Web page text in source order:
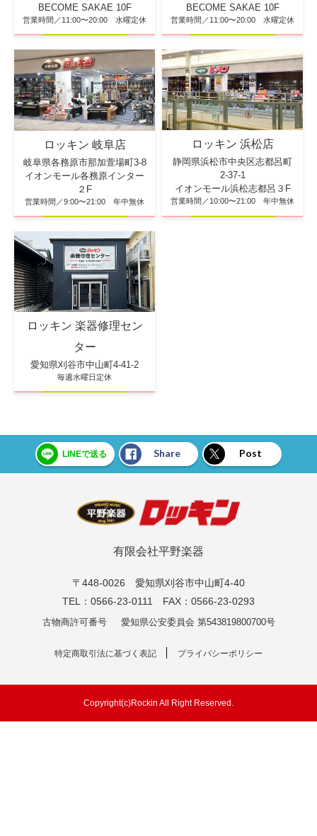
BECOME SAKAE 10F
営業時間／11:00〜20:00 水曜定休
BECOME SAKAE 10F
営業時間／11:00〜20:00 水曜定休
ロッキン 岐阜店
岐阜県各務原市那加萱場町3-8
イオンモール各務原インター
２F
営業時間／9:00〜21:00 年中無休
ロッキン 浜松店
静岡県浜松市中央区志都呂町
2-37-1
イオンモール浜松志都呂３F
営業時間／10:00〜21:00 年中無休
ロッキン 楽器修理セン
ター
愛知県刈谷市中山町4-41-2
毎週水曜日定休
LINEで送る Share Post
有限会社平野楽器
〒448-0026 愛知県刈谷市中山町4-40
TEL：0566-23-0111 FAX：0566-23-0293
古物商許可番号 愛知県公安委員会 第543819800700号
特定商取引法に基づく表記 プライバシーポリシー
Copyright(c)Rockin All Right Reserved.